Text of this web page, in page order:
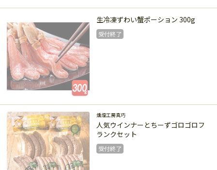
受付終了
生冷凍ずわい蟹ポーション 300g
受付終了
受付終了
燻煙工房真巧
人気ウインナーとちーずゴロゴロフ
ランクセット
受付終了